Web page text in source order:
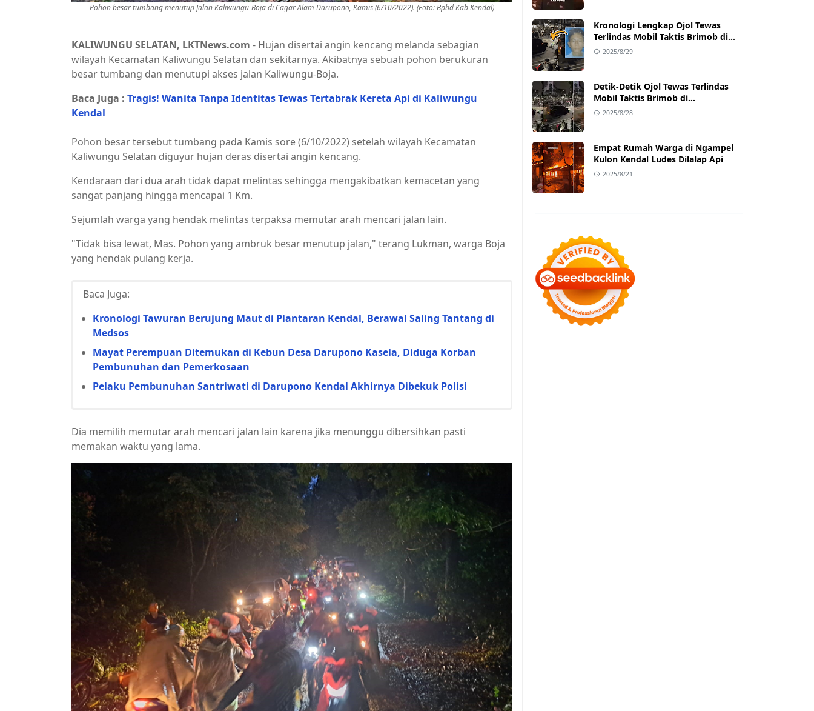
Pohon besar tumbang menutup Jalan Kaliwungu-Boja di Cagar Alam Darupono, Kamis (6/10/2022). (Foto: Bpbd Kab Kendal)
KALIWUNGU SELATAN, LKTNews.com - Hujan disertai angin kencang melanda sebagian
wilayah Kecamatan Kaliwungu Selatan dan sekitarnya. Akibatnya sebuah pohon berukuran
besar tumbang dan menutupi akses jalan Kaliwungu-Boja.
Baca Juga : Tragis! Wanita Tanpa Identitas Tewas Tertabrak Kereta Api di Kaliwungu
Kendal
Pohon besar tersebut tumbang pada Kamis sore (6/10/2022) setelah wilayah Kecamatan
Kaliwungu Selatan diguyur hujan deras disertai angin kencang.
Kendaraan dari dua arah tidak dapat melintas sehingga mengakibatkan kemacetan yang
sangat panjang hingga mencapai 1 Km.
Sejumlah warga yang hendak melintas terpaksa memutar arah mencari jalan lain.
"Tidak bisa lewat, Mas. Pohon yang ambruk besar menutup jalan," terang Lukman, warga Boja
yang hendak pulang kerja.
Baca Juga:
Kronologi Tawuran Berujung Maut di Plantaran Kendal, Berawal Saling Tantang di
Medsos
Mayat Perempuan Ditemukan di Kebun Desa Darupono Kasela, Diduga Korban
Pembunuhan dan Pemerkosaan
Pelaku Pembunuhan Santriwati di Darupono Kendal Akhirnya Dibekuk Polisi
Dia memilih memutar arah mencari jalan lain karena jika menunggu dibersihkan pasti
memakan waktu yang lama.
Kronologi Lengkap Ojol Tewas
Terlindas Mobil Taktis Brimob di
Pejompongan, Ternyata Sedang
2025/8/29
Detik-Detik Ojol Tewas Terlindas
Mobil Taktis Brimob di
Pejompongan, Viral di Medsos
2025/8/28
Empat Rumah Warga di Ngampel
Kulon Kendal Ludes Dilalap Api
2025/8/21